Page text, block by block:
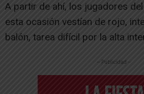
A partir de ahí, los jugadores
esta ocasión vestían de rojo,
balón, tarea difícil por la alta
-- Publicidad --